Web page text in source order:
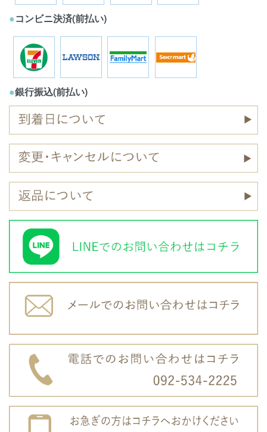
●コンビニ決済(前払い)
●銀行振込(前払い)